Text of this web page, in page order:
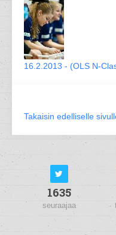
16.2.2013 - (OLS N-
Takaisin edelliselle
1635
seuraajaa